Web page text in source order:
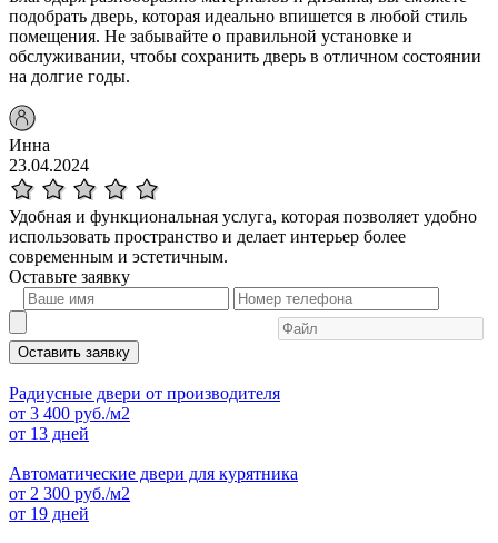
подобрать дверь, которая идеально впишется в любой стиль
помещения. Не забывайте о правильной установке и
обслуживании, чтобы сохранить дверь в отличном состоянии
на долгие годы.
Инна
23.04.2024
Удобная и функциональная услуга, которая позволяет удобно
использовать пространство и делает интерьер более
современным и эстетичным.
Оставьте заявку
Оставить заявку
Радиусные двери от производителя
от 3 400 руб./м2
от 13 дней
Автоматические двери для курятника
от 2 300 руб./м2
от 19 дней